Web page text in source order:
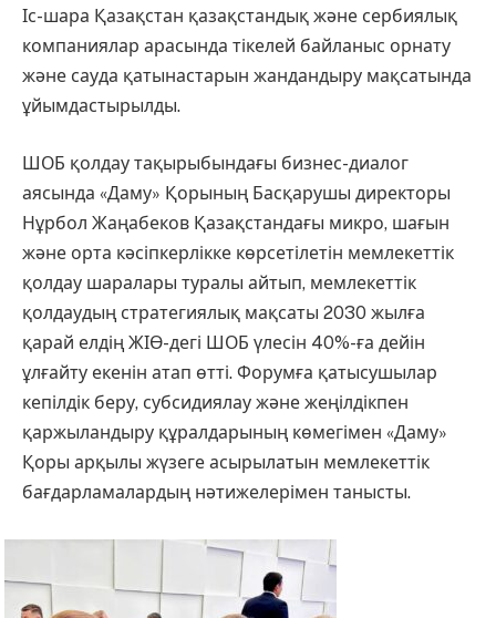
Іс-шара Қазақстан қазақстандық және сербиялық
компаниялар арасында тікелей байланыс орнату
және сауда қатынастарын жандандыру мақсатында
ұйымдастырылды.
ШОБ қолдау тақырыбындағы бизнес-диалог
аясында «Даму» Қорының Басқарушы директоры
Нұрбол Жаңабеков Қазақстандағы микро, шағын
және орта кәсіпкерлікке көрсетілетін мемлекеттік
қолдау шаралары туралы айтып, мемлекеттік
қолдаудың стратегиялық мақсаты 2030 жылға
қарай елдің ЖІӨ-дегі ШОБ үлесін 40%-ға дейін
ұлғайту екенін атап өтті. Форумға қатысушылар
кепілдік беру, субсидиялау және жеңілдікпен
қаржыландыру құралдарының көмегімен «Даму»
Қоры арқылы жүзеге асырылатын мемлекеттік
бағдарламалардың нәтижелерімен танысты.